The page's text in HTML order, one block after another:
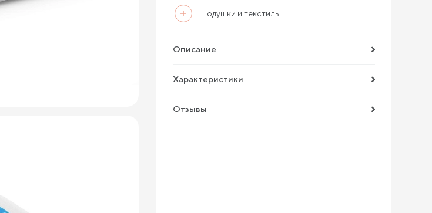
Подушки и текстиль
Описание
Характеристики
Отзывы